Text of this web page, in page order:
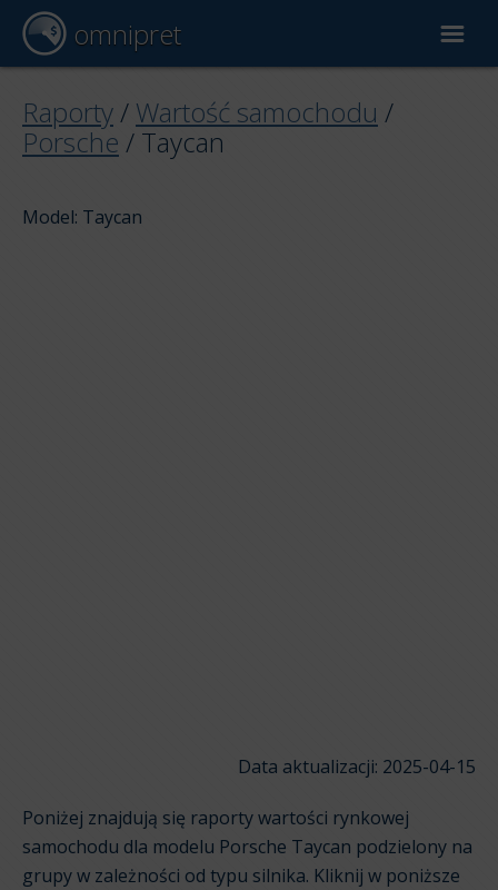
omnipret
Wycena samochodu
Raporty / Wartość samochodu /
Porsche / Taycan
Model: Taycan
Data aktualizacji: 2025-04-15
Poniżej znajdują się raporty wartości rynkowej
samochodu dla modelu Porsche Taycan podzielony na
grupy w zależności od typu silnika. Kliknij w poniższe